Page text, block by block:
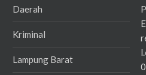
Daerah
Kriminal
Lampung Barat